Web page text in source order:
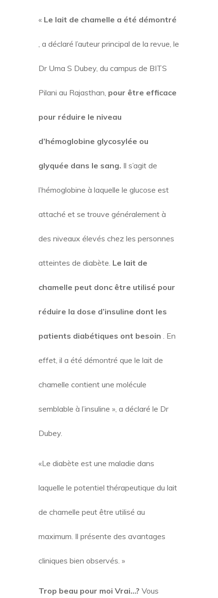
« Le lait de chamelle a été démontré
, a déclaré l’auteur principal de la revue, le
Dr Uma S Dubey, du campus de BITS
Pilani au Rajasthan, pour être efficace
pour réduire le niveau
d’hémoglobine glycosylée ou
glyquée dans le sang. Il s’agit de
l’hémoglobine à laquelle le glucose est
attaché et se trouve généralement à
des niveaux élevés chez les personnes
atteintes de diabète. Le lait de
chamelle peut donc être utilisé pour
réduire la dose d’insuline dont les
patients diabétiques ont besoin . En
effet, il a été démontré que le lait de
chamelle contient une molécule
semblable à l’insuline », a déclaré le Dr
Dubey.
«Le diabète est une maladie dans
laquelle le potentiel thérapeutique du lait
de chamelle peut être utilisé au
maximum. Il présente des avantages
cliniques bien observés. »
Trop beau pour moi Vrai…? Vous